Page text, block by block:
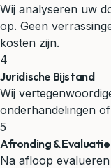
Wij analyseren uw
op. Geen
kosten zijn.
4
Juridische Bijstand
Wij
onderhandelingen
5
Afronding & Evaluatie
Na afloop